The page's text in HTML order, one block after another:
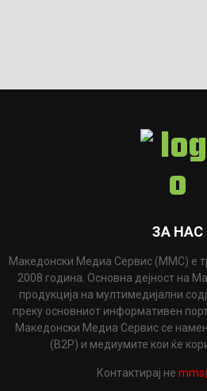
ЗА НАС
Македонски Медиа Сервис (ММС) е
2008 година. Основна дејност на
продукција на мултимедијални
преку основниот информативен
Македонски Медиа Сервис се
(B2P) и медиумите кои ќе
Контактирај не